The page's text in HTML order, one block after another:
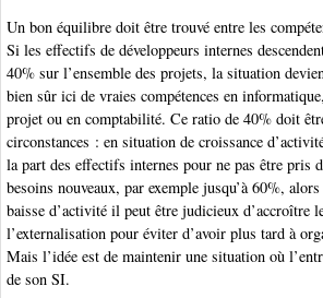
Un bon équilibre doit être trouvé entre les
Si les effectifs de développeurs internes
40% sur l’ensemble des projets, la situation
bien sûr ici de vraies compétences en
projet ou en comptabilité. Ce ratio de 40% doit
circonstances : en situation de croissance
la part des effectifs internes pour ne pas être pris
besoins nouveaux, par exemple jusqu’à 60%,
baisse d’activité il peut être judicieux d’accroître
l’externalisation pour éviter d’avoir plus tard à
Mais l’idée est de maintenir une situation où
de son SI.